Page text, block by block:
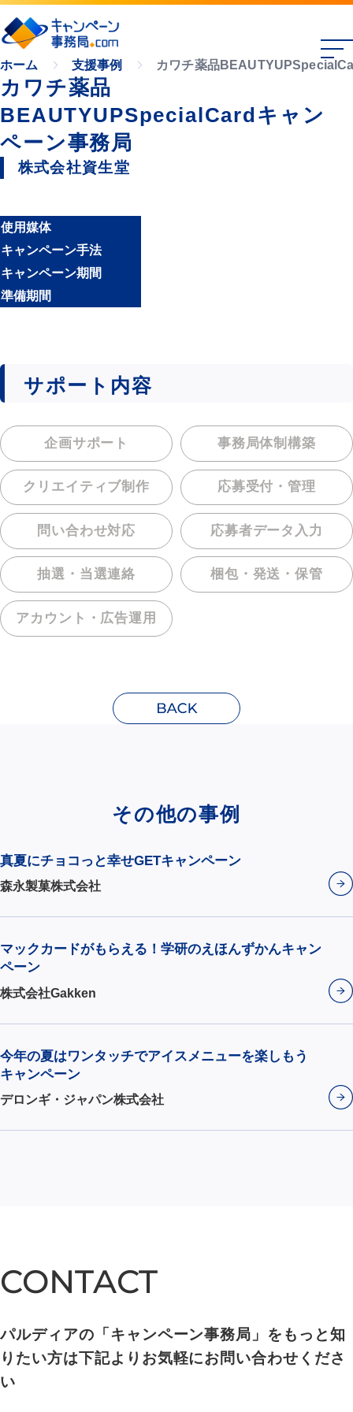
ホーム 支援事例 カワチ薬品
カワチ薬品
BEAUTYUPSpecialCardキャン
ペーン事務局
株式会社資生堂
使用媒体
キャンペーン手法
キャンペーン期間
準備期間
サポート内容
企画サポート 事務局体制構築
クリエイティブ制作 応募受付・管理
問い合わせ対応 応募者データ入力
抽選・当選連絡 梱包・発送・保管
アカウント・ 広告運用
その他の事例
真夏にチョコっと幸せGETキャンペーン
森永製菓株式会社
マックカードがもらえる！学研のえほんずかんキャン
ペーン
株式会社Gakken
今年の夏はワンタッチでアイスメニューを楽しもう
キャンペーン
デロンギ・ジャパン株式会社
CONTACT
CONTACT
パルディアの「キャンペーン事務局」をもっと知
りたい方は下記よりお気軽にお問い合わせくださ
い